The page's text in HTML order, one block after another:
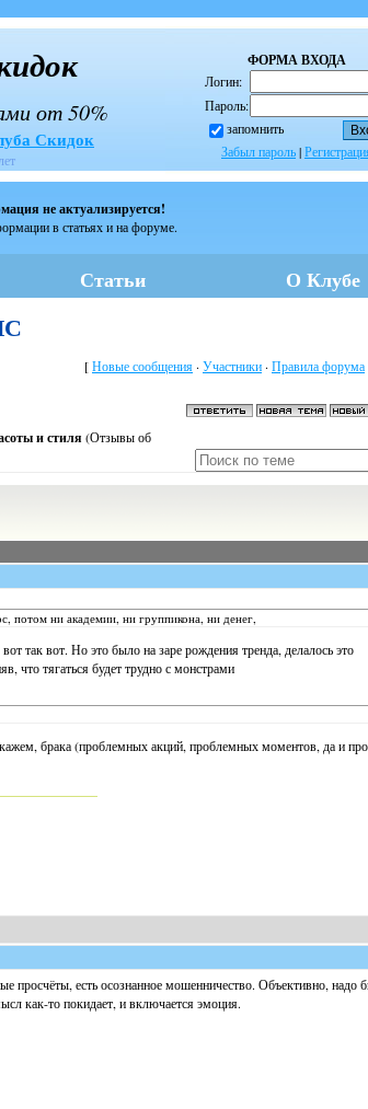
ФОРМА ВХОДА
Логин:
Пароль:
запомнить
Забыл пароль|
от 50%
Скидок
не актуализируется!
в статьях и на форуме.
Статьи О Клубе
[Новые сообщения · Участники · Правила форума
и стиля (Отзывы об
потом ни академии, ни группикона, ни денег,
так вот. Но это было на заре рождения тренда, делалось это
что тягаться будет трудно с монстрами
брака (проблемных акций, проблемных моментов, да и
просчёты, есть осознанное мошенничество. Объективно, надо
как-то покидает, и включается эмоция.